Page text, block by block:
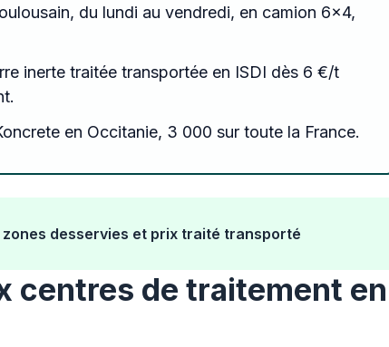
du lundi au vendredi, en camion 6x4,
inerte traitée transportée en ISDI dès 6 €/t
en Occitanie, 3 000 sur toute la France.
desservies et prix traité transporté
centres de traitement en